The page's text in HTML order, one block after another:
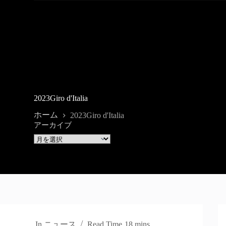
2023Giro d'Italia
ホーム
2023Giro d'Italia
アーカイブ
In ニュース Read Time 18 mins